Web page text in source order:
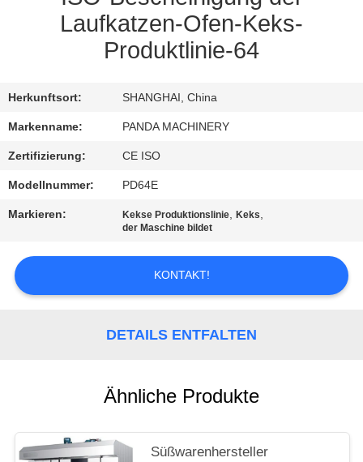
NACHRICHTEN
FORDERN
SIE
EIN
ZITAT
SITEMAP
PRIVACY
POLICY
Laufkatzen-Ofen-Keks-
Produktlinie-64
Herkunftsort: SHANGHAI, China
Markenname: PANDA MACHINERY
Zertifizierung: CE ISO
Modellnummer: PD64E
Markieren: Kekse Produktionslinie,Keks,
der Maschine bildet
KONTAKT!
DETAILS ENTFALTEN
Ähnliche Produkte
Süßwarenhersteller